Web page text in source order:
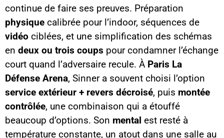
continue de faire ses preuves. Préparation
physique calibrée pour l’indoor, séquences de
vidéo ciblées, et une simplification des schémas
en deux ou trois coups pour condamner l’échange
court quand l’adversaire recule. À Paris La
Défense Arena, Sinner a souvent choisi l’option
service extérieur + revers décroisé, puis montée
contrôlée, une combinaison qui a étouffé
beaucoup d’options. Son mental est resté à
température constante, un atout dans une salle au